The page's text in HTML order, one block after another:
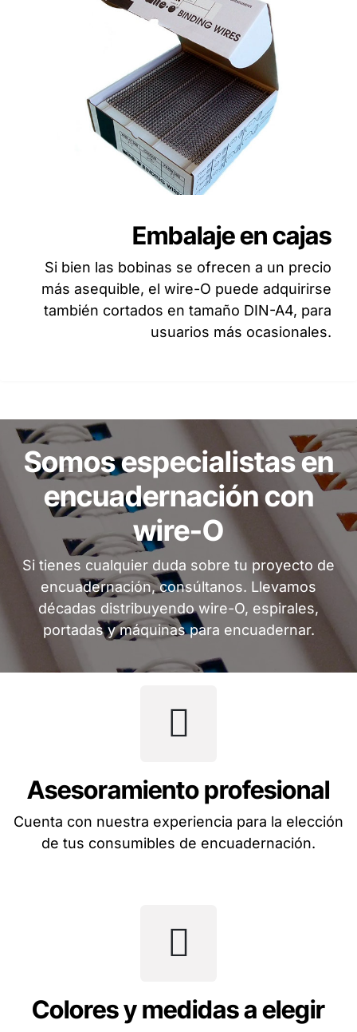
Embalaje en cajas
Si bien las bobinas se ofrecen a un precio
más asequible, el wire-O puede adquirirse
también cortados en tamaño DIN-A4, para
usuarios más ocasionales.
Somos especialistas en
encuadernación con
wire-O
Si tienes cualquier duda sobre tu proyecto de
encuadernación, consúltanos. Llevamos
décadas distribuyendo wire-O, espirales,
portadas y máquinas para encuadernar.
Asesoramiento profesional
Cuenta con nuestra experiencia para la elección
de tus consumibles de encuadernación.
Colores y medidas a elegir